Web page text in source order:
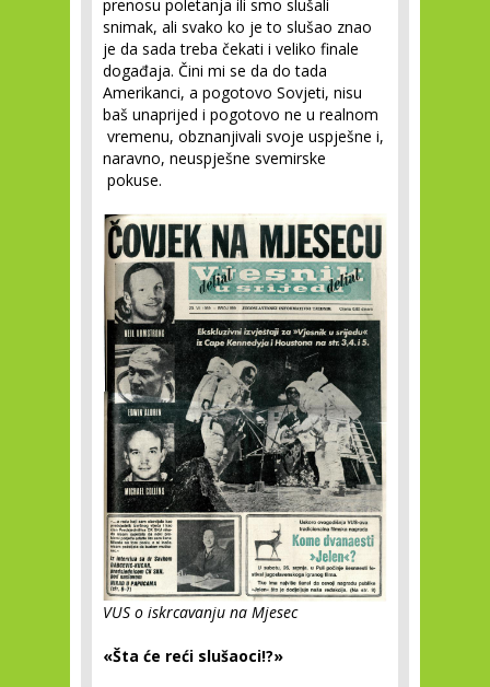
prenosu poletanja ili smo slušali
snimak, ali svako ko je to slušao znao
je da sada treba čekati i veliko finale
događaja. Čini mi se da do tada
Amerikanci, a pogotovo Sovjeti, nisu
baš unaprijed i pogotovo ne u realnom
vremenu, obznanjivali svoje uspješne i,
naravno, neuspješne svemirske
pokuse.
VUS o iskrcavanju na Mjesec
«Šta će reći slušaoci!?»